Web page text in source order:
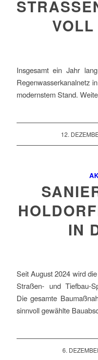
Insgesamt ein Jahr
Regenwasserkanalnetz
modernstem Stand.
12.
IN
Seit August 2024 wird
Straßen- und Tiefbau-
Die gesamte
sinnvoll gewählte
6.